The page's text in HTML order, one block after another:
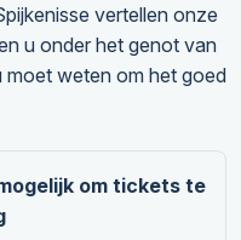
vertellen onze
u onder het genot van
weten om het goed
om tickets te